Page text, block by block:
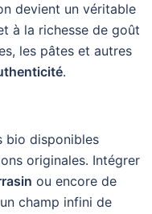
devient un véritable
à la richesse de goût
les pâtes et autres
.
bio disponibles
originales. Intégrer
ou encore de
champ infini de